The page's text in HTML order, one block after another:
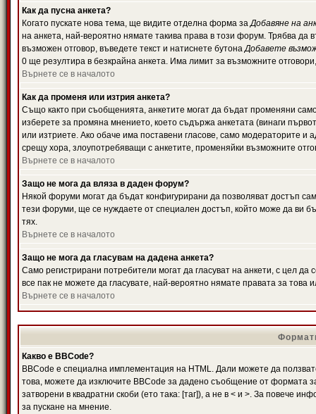
Как да пусна анкета?
Когато пускате нова тема, ще видите отделна форма заДобавяне на
на анкета, най-вероятно нямате такива права в този форум. Трябва да
възможен отговор, въведете текст и натиснете бутонаДобавете
0 ще резултира в безкрайна анкета. Има лимит за възможните
Върнете се в началото
Как да променя или изтрия анкета?
Също както при съобщенията, анкетите могат да бъдат променяни
изберете за промяна мнението, което съдържа анкетата (винаги
или изтриете. Ако обаче има поставени гласове, само модераторите и
срещу хора, злоупотребяващи с анкетите, променяйки възможните
Върнете се в началото
Защо не мога да вляза в даден форум?
Някой форуми могат да бъдат конфигурирани да позволяват достъп
тези форуми, ще се нуждаете от специален достъп, който може да ви
тях.
Върнете се в началото
Защо не мога да гласувам на дадена анкета?
Само регистрирани потребители могат да гласуват на анкети, с цел
все пак не можете да гласувате, най-вероятно нямате правата за това
Върнете се в началото
Какво е BBCode?
BBCode е специална имплементация на HTML. Дали можете да
това, можете да изключите BBCode за дадено съобщение от формата
затворени в квадратни скоби (ето така: [таг]), а не в < и >. За повече
за пускане на мнение.